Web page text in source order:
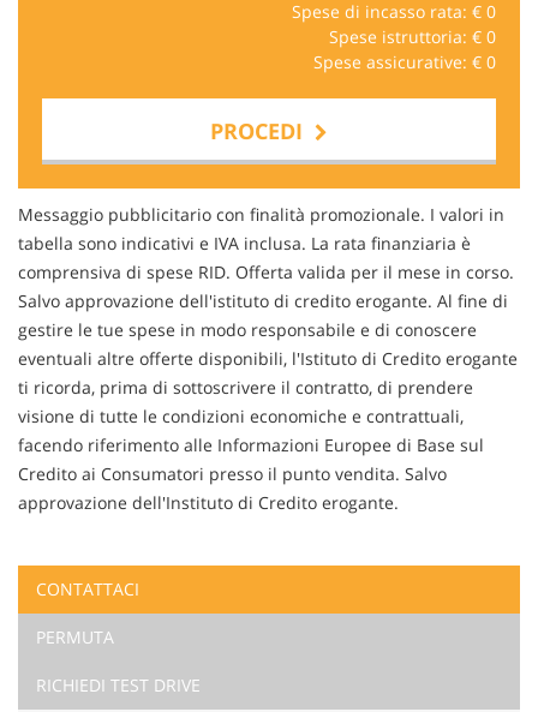
Spese di incasso rata: € 0
Spese istruttoria: € 0
Spese assicurative: € 0
PROCEDI
Contattaci
Ho letto e accettol'informativa privacy*
Acconsento al trattamento dei miei dati per finalità di
Messaggio pubblicitario con finalità promozionale. I valori in
tabella sono indicativi e IVA inclusa. La rata finanziaria è
comprensiva di spese RID. Offerta valida per il mese in corso.
Salvo approvazione dell'istituto di credito erogante. Al fine di
gestire le tue spese in modo responsabile e di conoscere
eventuali altre offerte disponibili, l'Istituto di Credito erogante
ti ricorda, prima di sottoscrivere il contratto, di prendere
visione di tutte le condizioni economiche e contrattuali,
facendo riferimento alle Informazioni Europee di Base sul
Credito ai Consumatori presso il punto vendita. Salvo
approvazione dell'Instituto di Credito erogante.
CONTATTACI
PERMUTA
RICHIEDI TEST DRIVE